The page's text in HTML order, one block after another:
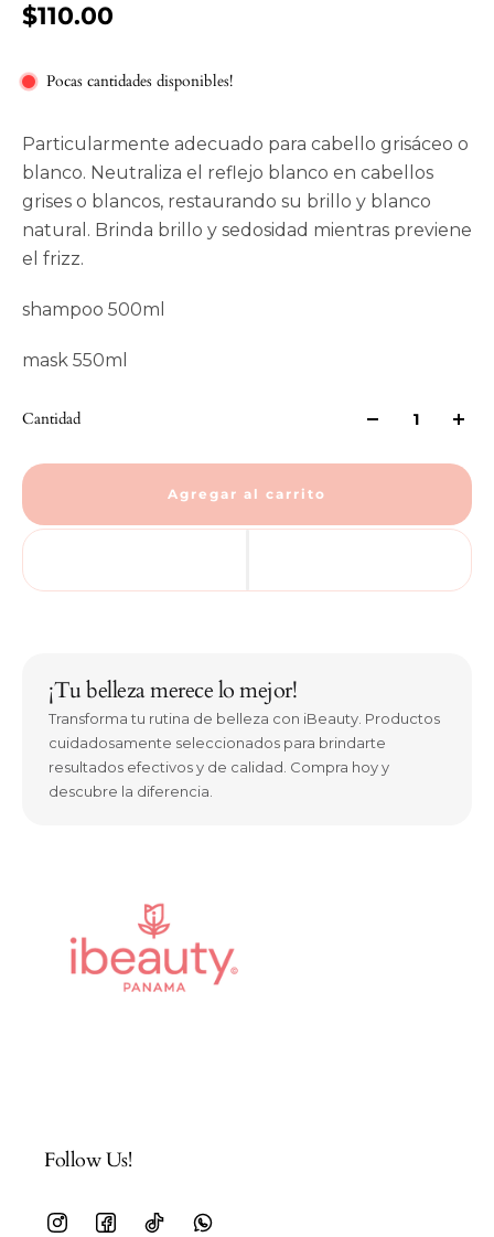
$110.00
Pocas cantidades disponibles!
Particularmente adecuado para cabello grisáceo o
blanco. Neutraliza el reflejo blanco en cabellos
grises o blancos, restaurando su brillo y blanco
natural. Brinda brillo y sedosidad mientras previene
el frizz.
shampoo 500ml
mask 550ml
Cantidad
Agregar al carrito
¡Tu belleza merece lo mejor!
Transforma tu rutina de belleza con iBeauty. Productos
cuidadosamente seleccionados para brindarte
resultados efectivos y de calidad. Compra hoy y
descubre la diferencia.
Follow Us!